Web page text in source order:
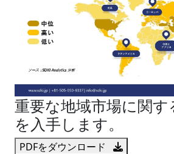
重要な地域市場に関す
を入手します。
PDFをダウンロード